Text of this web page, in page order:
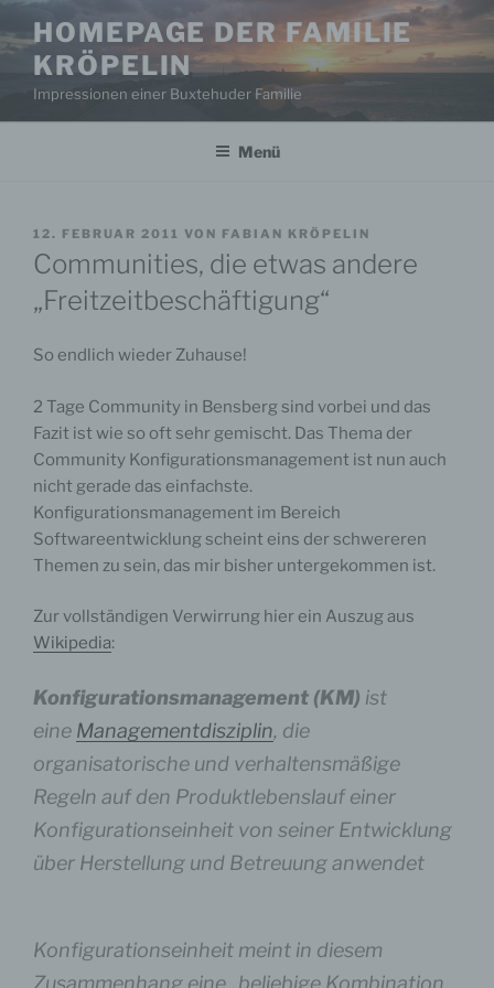
Inhalt
springen
HOMEPAGE DER FAMILIE
KRÖPELIN
Impressionen einer Buxtehuder Familie
Menü
VERÖFFENTLICHT
AM
12. FEBRUAR 2011 VON FABIAN KRÖPELIN
Communities, die etwas andere
„Freitzeitbeschäftigung“
So endlich wieder Zuhause!
2 Tage Community in Bensberg sind vorbei und das
Fazit ist wie so oft sehr gemischt. Das Thema der
Community Konfigurationsmanagement ist nun auch
nicht gerade das einfachste.
Konfigurationsmanagement im Bereich
Softwareentwicklung scheint eins der schwereren
Themen zu sein, das mir bisher untergekommen ist.
Zur vollständigen Verwirrung hier ein Auszug aus
Wikipedia:
Konfigurationsmanagement (KM) ist
eine Managementdisziplin, die
organisatorische und verhaltensmäßige
Regeln auf den Produktlebenslauf einer
Konfigurationseinheit von seiner Entwicklung
über Herstellung und Betreuung anwendet
Konfigurationseinheit meint in diesem
Zusammenhang eine „beliebige Kombination